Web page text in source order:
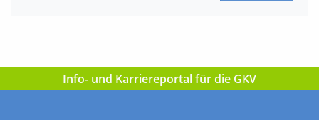
Info- und Karriereportal für die GKV